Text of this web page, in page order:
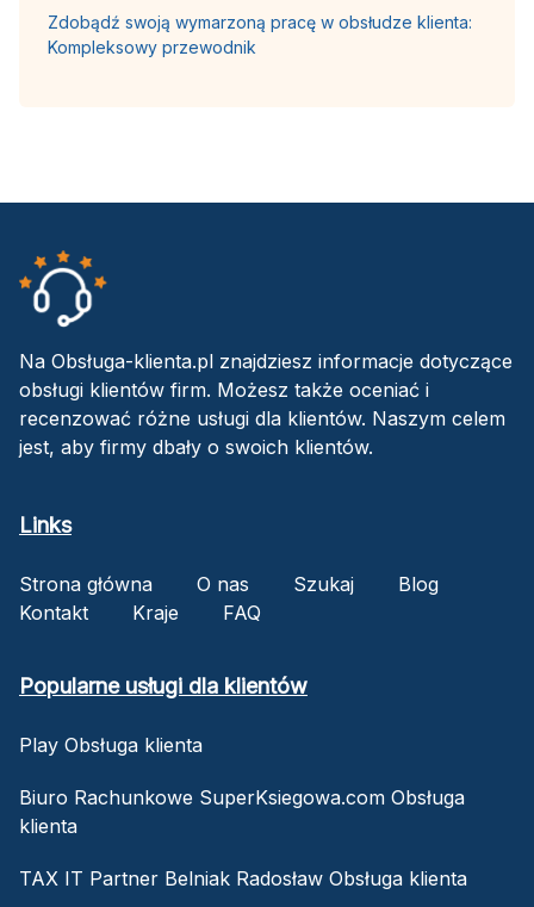
Zdobądź swoją wymarzoną pracę w obsłudze klienta:
Kompleksowy przewodnik
Na Obsługa-klienta.pl znajdziesz informacje dotyczące
obsługi klientów firm. Możesz także oceniać i
recenzować różne usługi dla klientów. Naszym celem
jest, aby firmy dbały o swoich klientów.
Links
Strona główna O nas Szukaj
Blog
Kontakt
Kraje FAQ
Popularne usługi dla klientów
Play Obsługa klienta
Biuro Rachunkowe SuperKsiegowa.com Obsługa
klienta
TAX IT Partner Belniak Radosław Obsługa klienta